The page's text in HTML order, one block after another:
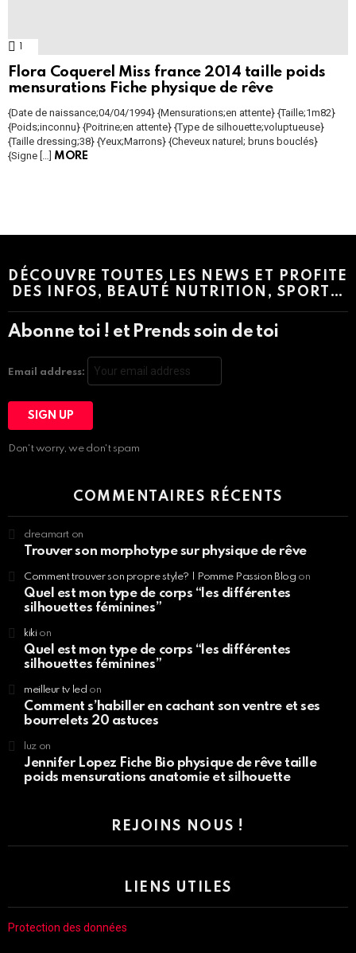
Flora Coquerel Miss france 2014 taille poids
mensurations Fiche physique de rêve
{Date de naissance;04/04/1994} {Mensurations;en attente} {Taille;1m82}
{Poids;inconnu} {Poitrine;en attente} {Type de silhouette;voluptueuse}
{Taille dressing;38} {Yeux;Marrons} {Cheveux naturel; bruns bouclés}
{Signe […] MORE
DÉCOUVRE TOUTES LES NEWS ET PROFITE
DES INFOS, BEAUTÉ NUTRITION, SPORT…
Abonne toi ! et Prends soin de toi
Email address:
Don't worry, we don't spam
COMMENTAIRES RÉCENTS
dreamart on
Trouver son morphotype sur physique de rêve
Comment trouver son propre style? | Pomme Passion Blog on
Quel est mon type de corps “les différentes
silhouettes féminines”
kikion
Quel est mon type de corps “les différentes
silhouettes féminines”
meilleur tv led on
Comment s’habiller en cachant son ventre et ses
bourrelets 20 astuces
luzon
Jennifer Lopez Fiche Bio physique de rêve taille
poids mensurations anatomie et silhouette
REJOINS NOUS !
LIENS UTILES
Protection des données